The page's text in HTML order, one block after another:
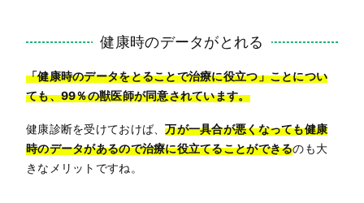
健康時のデータがとれる
「健康時のデータをとることで治療に役立つ」ことについ
ても、99％の獣医師が同意されています。
健康診断を受けておけば、万が一具合が悪くなっても健康
時のデータがあるので治療に役立てることができるのも大
きなメリットですね。